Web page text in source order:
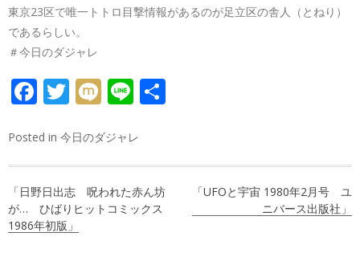
東京23区で唯一トトロ目撃情報があるのが足立区の舎人（とねり）
であるらしい。
＃今日のダジャレ
FACEBOOK
TWITTER
MIXILINE
Posted in 今日のダジャレ
稿
ナ
「日野日出志 呪われた赤ん坊
が… ひばりヒットコミックス
1986年初版」
「UFOと宇宙 1980年2月号 ユ
ニバース出版社」